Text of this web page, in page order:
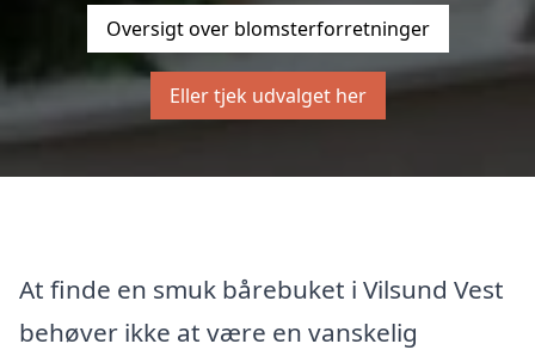
Oversigt over blomsterforretninger
Eller tjek udvalget her
At finde en smuk bårebuket i Vilsund Vest
behøver ikke at være en vanskelig